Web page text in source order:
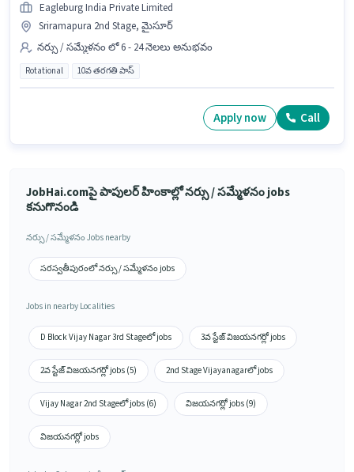
Eagleburg India Private Limited
Sriramapura 2nd Stage, మైసూర్
నర్సు / సమ్మేళనం లో 6 - 24 నెలలు అనుభవం
Rotational 10వ తరగతి పాస్
Apply now Call
JobHai.comపై పాపులర్ హింకాల్లో నర్సు / సమ్మేళనం jobs
కనుగొనండి
నర్సు / సమ్మేళనం Jobs nearby
సరస్వతీపురంలో నర్సు / సమ్మేళనం jobs
Jobs in nearby Localities
D Block Vijay Nagar 3rd Stageలో jobs 3వ స్టేజ్ విజయనగర్లో jobs
2వ స్టేజ్ విజయనగర్లో jobs (5) 2nd Stage Vijayanagarలో jobs
Vijay Nagar 2nd Stageలో jobs (6) విజయనగర్లో jobs (9)
విజయనగర్లో jobs